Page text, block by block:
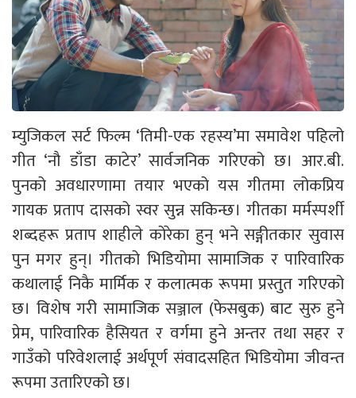
म्युजिकल सर्ट फिल्म ‘तिमी-एक रहस्य’मा समावेश पहिलो
गीत ‘नौ डाँडा काटेर’ सार्वजनिक गरिएको छ। आर.बी.
पुनको अवधारणामा तयार भएको यस गीतमा लोकप्रिय
गायक प्रताप दासको स्वर सुन्न सकिन्छ। गीतका मर्मस्पर्शी
शब्दहरू प्रताप शाहीले कोरेका हुन् भने सङ्गीतकार सुवास
पुन मगर हुन्। गीतको भिडियोमा सामाजिक र पारिवारिक
कथालाई निकै मार्मिक र कलात्मक रूपमा प्रस्तुत गरिएको
छ। विशेष गरी सामाजिक सञ्जाल (फेसबुक) बाट सुरु हुने
प्रेम, पारिवारिक हैसियत र वर्गमा हुने अन्तर तथा सहर र
गाउँको परिवेशलाई अर्थपूर्ण संवादसहित भिडियोमा जीवन्त
रूपमा उतारिएको छ।